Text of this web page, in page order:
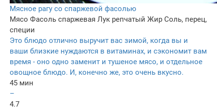
Мясное рагу со спаржевой фасолью
Мясо Фасоль спаржевая Лук репчатый Жир Соль, перец,
специи
Это блюдо отлично выручит вас зимой, когда вы и
ваши близкие нуждаются в витаминах, и сэкономит вам
время - оно одно заменит и тушеное мясо, и отдельное
овощное блюдо. И, конечно же, это очень вкусно.
45 мин
–
4.7